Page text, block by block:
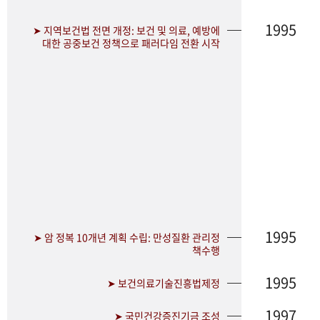
➤ 지역보건법 전면 개정: 보건 및 의료, 예방에
대한 공중보건 정책으로 패러다임 전환 시작
1995
➤ 암 정복 10개년 계획 수립: 만성질환 관리정
책수행
1995
➤ 보건의료기술진흥법제정 1995
➤ 국민건강증진기금 조성 1997